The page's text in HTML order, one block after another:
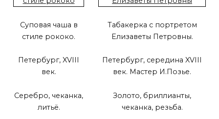
Суповая чаша в
стиле рококо.
Петербург, XVIII
век.
Серебро, чеканка,
литьё.
Табакерка с портретом
Елизаветы Петровны.
Петербург, середина XVIII
век. Мастер И.Позье.
Золото, бриллианты,
чеканка, резьба.